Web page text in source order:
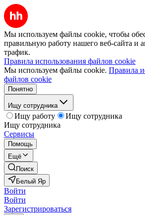
Мы используем файлы cookie, чтобы
правильную работу нашего веб-сайта и
трафик.
Правила использования файлов cookie
Мы используем файлы cookie. Правила
файлов cookie
Понятно
Ищу сотрудника
Ищу работу
Ищу сотрудника
Ищу сотрудника
Сервисы
Помощь
Ещё
Поиск
Белый Яр
Войти
Войти
Зарегистрироваться